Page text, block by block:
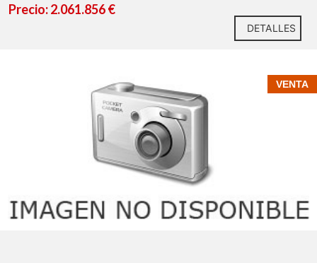
Precio: 2.061.856 €
DETALLES
VENTA